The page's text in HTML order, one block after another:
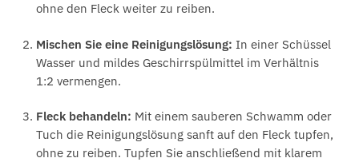
ohne den Fleck weiter zu reiben.
Mischen Sie eine Reinigungslösung: In einer Schüssel
Wasser und mildes Geschirrspülmittel im Verhältnis
1:2 vermengen.
Fleck behandeln: Mit einem sauberen Schwamm oder
Tuch die Reinigungslösung sanft auf den Fleck tupfen,
ohne zu reiben. Tupfen Sie anschließend mit klarem